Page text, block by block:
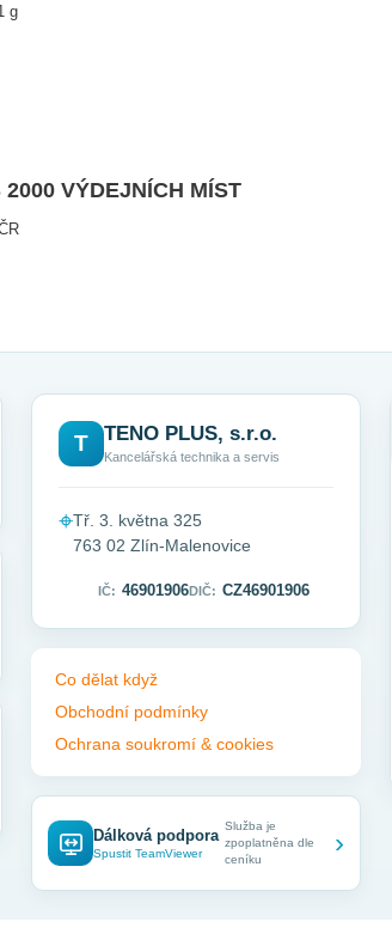
g
2000 VÝDEJNÍCH MÍST
T TENO PLUS, s.r.o.
Kancelářská technika a servis
⌖Tř. 3. května 325
763 02 Zlín-Malenovice
IČ: 46901906DIČ: CZ46901906
Co dělat když
Obchodní podmínky
Ochrana soukromí & cookies
Dálková podpora
Spustit TeamViewer
Služba je
zpoplatněna dle
ceníku
›